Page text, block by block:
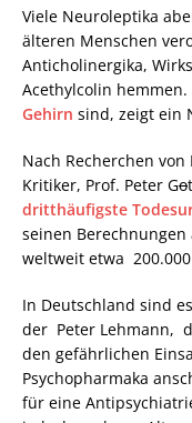
Viele Neuroleptika
älteren Menschen
Anticholinergika,
Acethylcolin
Gehirn sind, zeigt ein
Nach Recherchen
Kritiker, Prof. Peter Go
dritthäufigste
seinen
weltweit etwa
In Deutschland sind
der Peter Lehmann,
den gefährlichen
Psychopharmaka
für eine